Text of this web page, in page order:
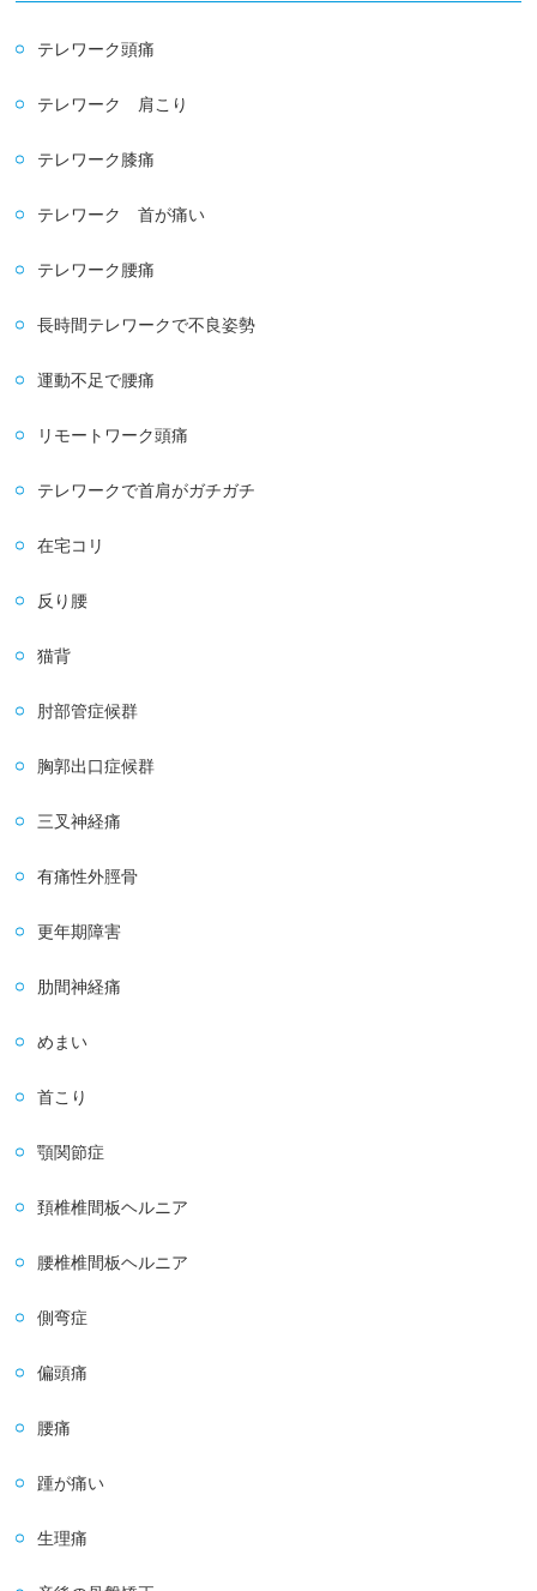
テレワーク頭痛
テレワーク 肩こり
テレワーク膝痛
テレワーク 首が痛い
テレワーク腰痛
長時間テレワークで不良姿勢
運動不足で腰痛
リモートワーク頭痛
テレワークで首肩がガチガチ
在宅コリ
反り腰
猫背
肘部管症候群
胸郭出口症候群
三叉神経痛
有痛性外脛骨
更年期障害
肋間神経痛
めまい
首こり
顎関節症
頚椎椎間板ヘルニア
腰椎椎間板ヘルニア
側弯症
偏頭痛
腰痛
踵が痛い
生理痛